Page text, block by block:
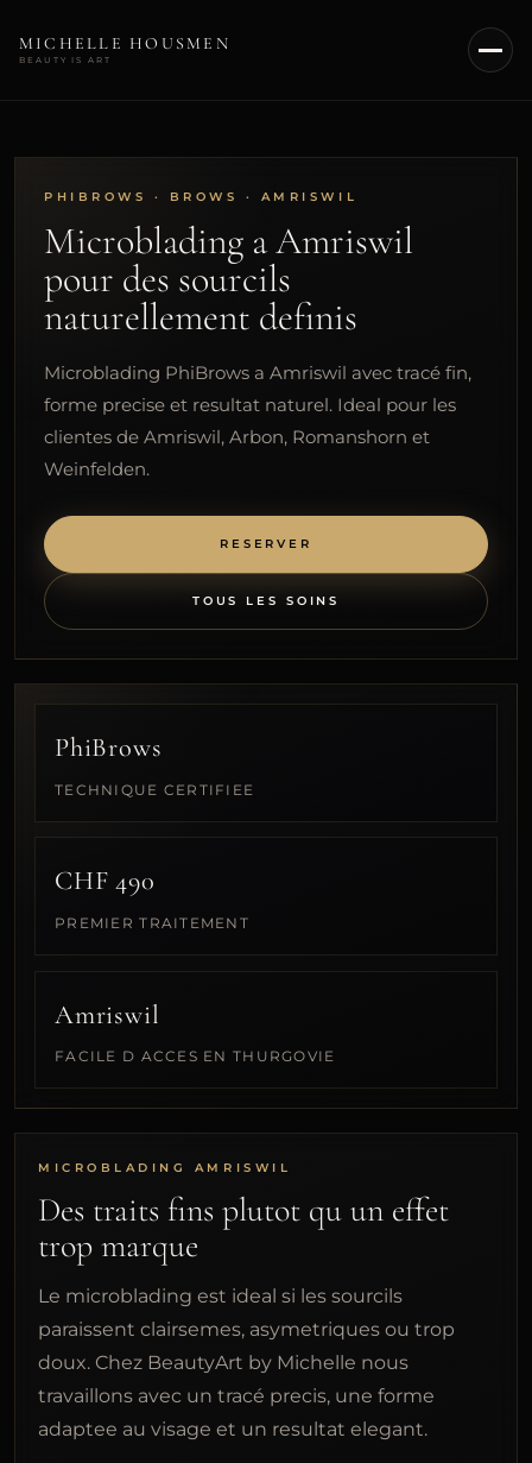
MICHELLE HOUSMEN
BEAUTY IS ART
A PROPOS
SOINS
NU SKIN
CONTACT
FR
PHIBROWS · BROWS · AMRISWIL
Microblading a Amriswil
pour des sourcils
naturellement definis
Microblading PhiBrows a Amriswil avec tracé fin,
forme precise et resultat naturel. Ideal pour les
clientes de Amriswil, Arbon, Romanshorn et
Weinfelden.
RESERVER
TOUS LES SOINS
PhiBrows
TECHNIQUE CERTIFIEE
CHF 490
PREMIER TRAITEMENT
Amriswil
FACILE D ACCES EN THURGOVIE
MICROBLADING AMRISWIL
Des traits fins plutot qu un effet
trop marque
Le microblading est ideal si les sourcils
paraissent clairsemes, asymetriques ou trop
doux. Chez BeautyArt by Michelle nous
travaillons avec un tracé precis, une forme
adaptee au visage et un resultat elegant.